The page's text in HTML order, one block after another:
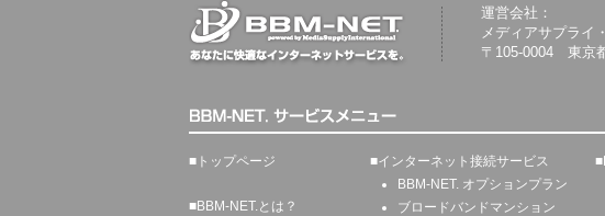
運営会社：
メディアサプライ
〒105-0004 東京
■ トップページ
■BBM-NET.とは？
■インターネット接続サービス
BBM-NET. オプションプラン
ブロードバンドマンション
■